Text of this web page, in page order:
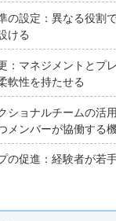
の設定：異なる役割
ける
：マネジメントとプ
軟性を持たせる
ショナルチームの活
メンバーが協働する
の促進：経験者が若